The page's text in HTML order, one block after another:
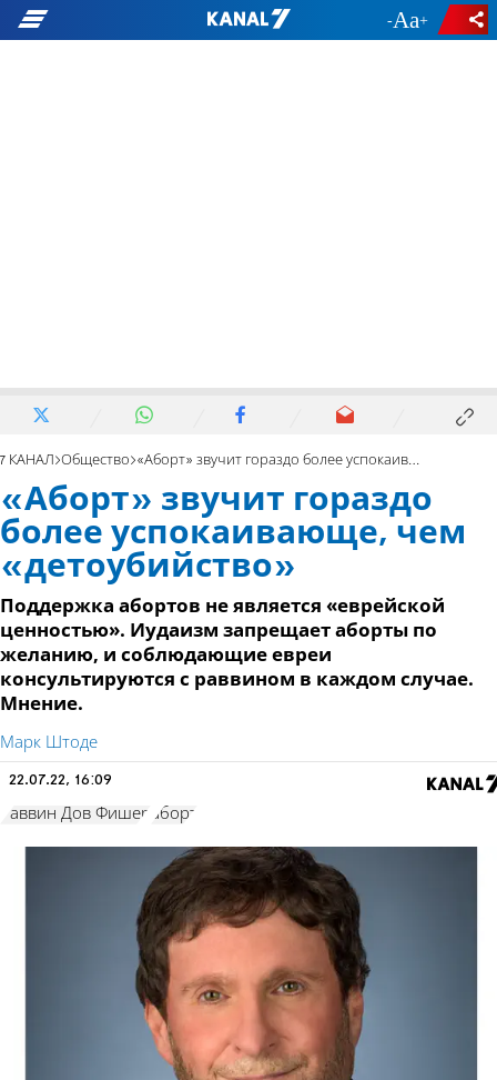
- +
7 КАНАЛ Общество «Аборт» звучит гораздо более успокаивающе, чем «детоубийство»
«Аборт» звучит гораздо
более успокаивающе, чем
«детоубийство»
Поддержка абортов не является «еврейской
ценностью». Иудаизм запрещает аборты по
желанию, и соблюдающие евреи
консультируются с раввином в каждом случае.
Мнение.
Марк Штоде
22.07.22, 16:09
Раввин Дов Фишер аборт